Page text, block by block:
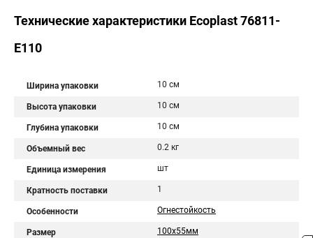
Технические характеристики Ecoplast 76811-
E110
Ширина упаковки 10 см
Высота упаковки 10 см
Глубина упаковки 10 см
Объемный вес 0.2 кг
Единица измерения шт
Кратность поставки 1
Особенности Огнестойкость
Размер 100х55мм